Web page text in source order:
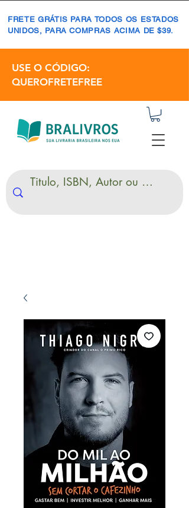
FRETE GRÁTIS PARA TODOS OS ESTADOS
UNIDOS, PARA COMPRAS ACIMA DE $39.
USE O CÓDIGO:
QUEROFRETEFREE